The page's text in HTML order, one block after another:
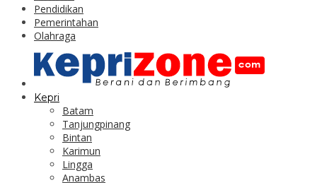
Pendidikan
Pemerintahan
Olahraga
Kepri
Batam
Tanjungpinang
Bintan
Karimun
Lingga
Anambas